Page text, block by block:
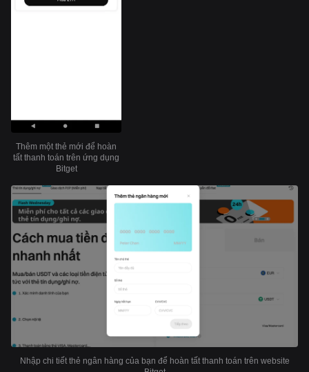
Thêm một thẻ mới để hoàn
tất thanh toán trên ứng dụng
Bitget
Nhập chi tiết thẻ ngân hàng của bạn để hoàn tất thanh toán trên website